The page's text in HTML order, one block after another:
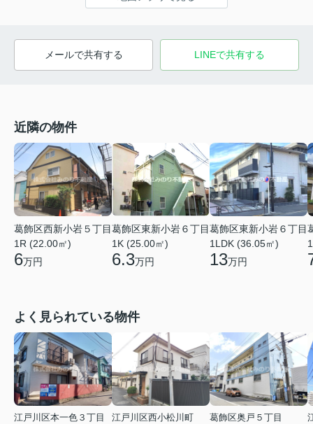
メールで共有する LINEで共有する
近隣の物件
葛飾区西新小岩５丁目
1R (22.00㎡)
6万円
葛飾区東新小岩６丁目
1K (25.00㎡)
6.3万円
葛飾区東新小岩６丁目
1LDK (36.05㎡)
13万円
よく見られている物件
江戸川区本一色３丁目
江戸川区西小松川町
葛飾区奥戸５丁目